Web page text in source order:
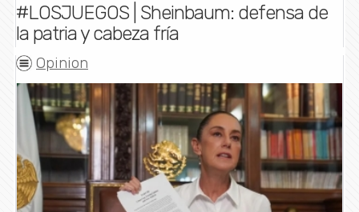
#LOSJUEGOS | Sheinbaum: defensa de
la patria y cabeza fría
Opinion